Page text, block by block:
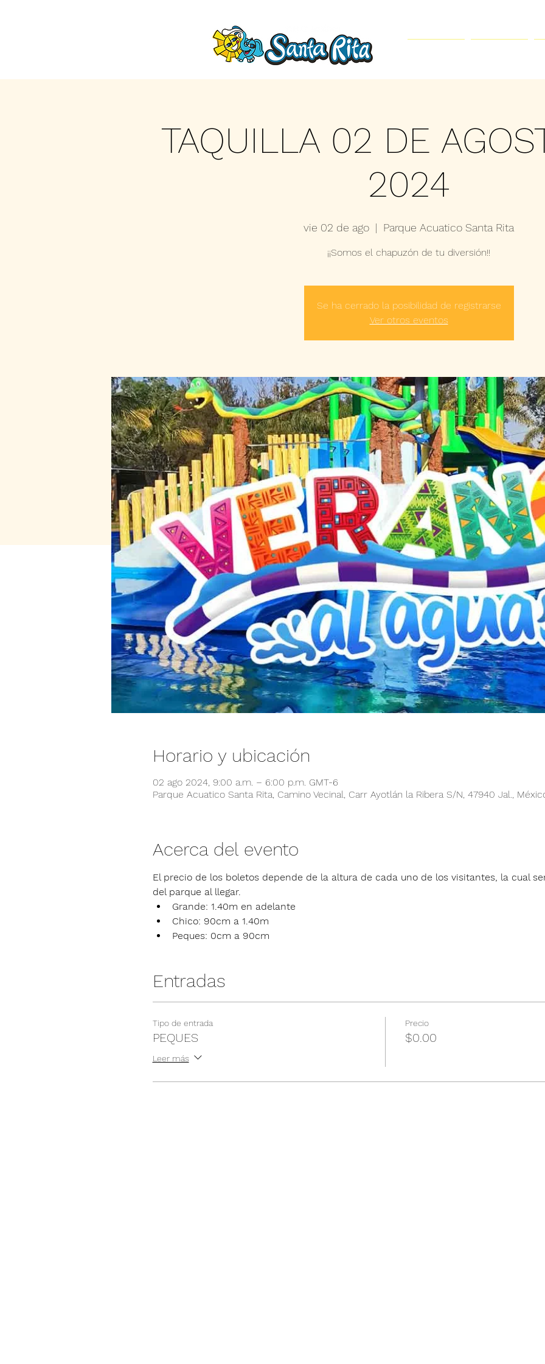
TAQUILLA 02 DE
2024
vie 02 de ago
  |
Parque Acuatico Santa Rita
¡¡Somos el chapuzón de tu diversión!!
Se ha cerrado la posibilidad de registrarse
Ver otros eventos
Horario y ubicación
02 ago 2024, 9:00 a.m. – 6:00 p.m. GMT-6
Parque Acuatico Santa Rita, Camino Vecinal, Carr Ayotlán la Ribera S/N, 47940 Jal.,
Acerca del evento
El precio de los boletos depende de la altura de cada uno de los visitantes, la cual
del parque al llegar.
Grande: 1.40m en adelante
Chico: 90cm a 1.40m
Peques: 0cm a 90cm
Entradas
Tipo de entrada
PEQUES
Leer más
Precio
$0.00